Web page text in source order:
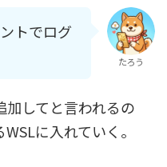
トでログ
たろう
加してと言われるの
に入れていく。